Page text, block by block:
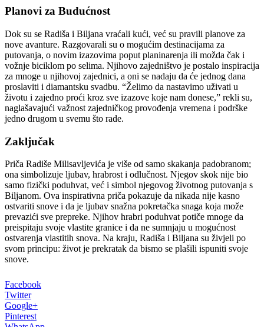
Planovi za Budućnost
Dok su se Radiša i Biljana vraćali kući, već su pravili planove za
nove avanture. Razgovarali su o mogućim destinacijama za
putovanja, o novim izazovima poput planinarenja ili možda čak i
vožnje biciklom po selima. Njihovo zajedništvo je postalo inspiracija
za mnoge u njihovoj zajednici, a oni se nadaju da će jednog dana
proslaviti i diamantsku svadbu. “Želimo da nastavimo uživati u
životu i zajedno proći kroz sve izazove koje nam donese,” rekli su,
naglašavajući važnost zajedničkog provođenja vremena i podrške
jedno drugom u svemu što rade.
Zaključak
Priča Radiše Milisavljevića je više od samo skakanja padobranom;
ona simbolizuje ljubav, hrabrost i odlučnost. Njegov skok nije bio
samo fizički poduhvat, već i simbol njegovog životnog putovanja s
Biljanom. Ova inspirativna priča pokazuje da nikada nije kasno
ostvariti snove i da je ljubav snažna pokretačka snaga koja može
prevazići sve prepreke. Njihov hrabri poduhvat potiče mnoge da
preispitaju svoje vlastite granice i da ne sumnjaju u mogućnost
ostvarenja vlastitih snova. Na kraju, Radiša i Biljana su živjeli po
svom principu: život je prekratak da bismo se plašili ispuniti svoje
snove.
Facebook
Twitter
Google+
Pinterest